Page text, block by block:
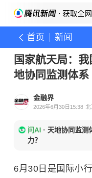
· 获取全
首页 新闻
国家航天局：
地协同监测体系
金融界
2026年6月30日15:38 北
问AI · 天地协同监测
力？
6月30日是国际小